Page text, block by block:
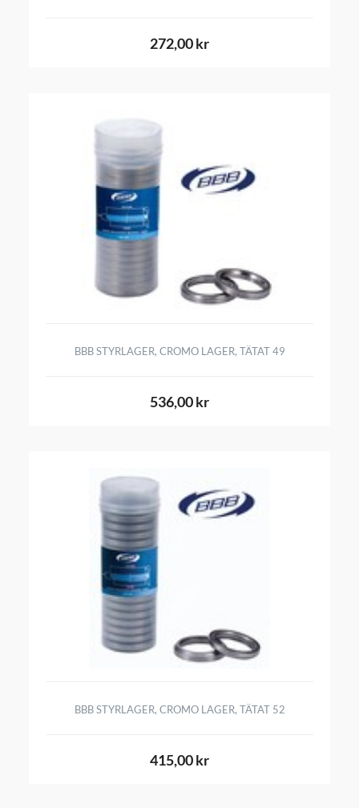
272,00 kr
BBB STYRLAGER, CROMO LAGER, TÄTAT 49
536,00 kr
BBB STYRLAGER, CROMO LAGER, TÄTAT 52
415,00 kr